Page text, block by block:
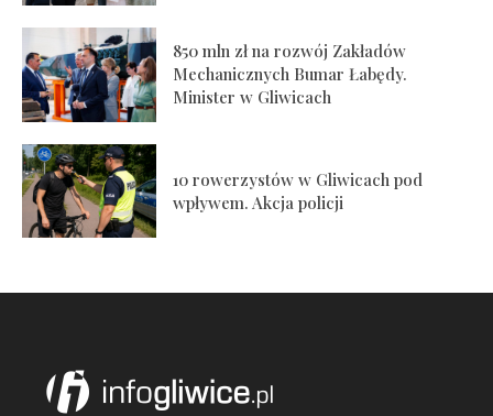
850 mln zł na rozwój Zakładów
Mechanicznych Bumar Łabędy.
Minister w Gliwicach
10 rowerzystów w Gliwicach pod
wpływem. Akcja policji